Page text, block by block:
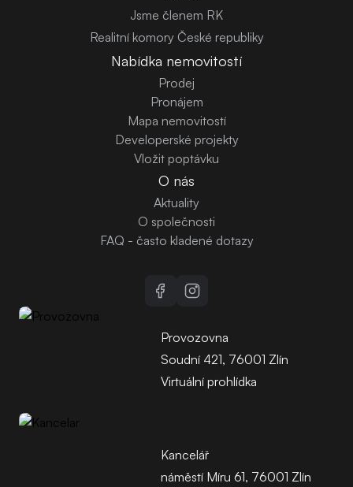
Jsme členem RK
Realitní komory České republiky
Nabídka nemovitostí
Prodej
Pronájem
Mapa nemovitostí
Developerské projekty
Vložit poptávku
O nás
Aktuality
O společnosti
FAQ - často kladené dotazy
Provozovna
Soudní 421, 76001 Zlín
Virtuální prohlídka
Kancelář
náměstí Míru 61, 76001 Zlín